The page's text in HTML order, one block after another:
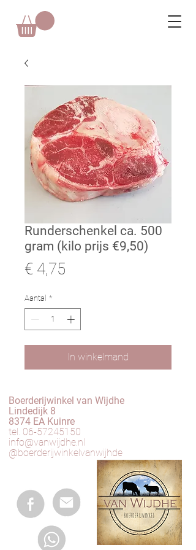
Runderschenkel ca. 500
gram (kilo prijs €9,50)
€ 4,75
Aantal *
In winkelmand
Boerderijwinkel van Wijdhe
Lindedijk 8
8374 EA Kuinre
tel. 06-57245150
info@vanwijdhe.nl
@boerderijwinkelvanwijhde